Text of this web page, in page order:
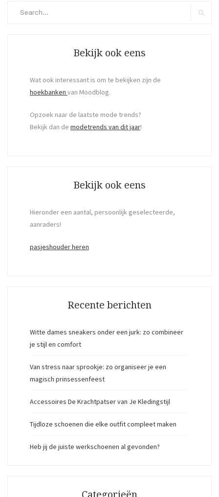
Bekijk ook eens
Wat ook interessant is om te bekijken zijn de
hoekbanken van Moodblog.
Opzoek naar de laatste mode trends?
Bekijk dan de modetrends van dit jaar!
Bekijk ook eens
Hieronder een aantal, persoonlijk geselecteerde,
aanraders!
pasjeshouder heren
Recente berichten
Witte dames sneakers onder een jurk: zo combineer
je stijl en comfort
Van stress naar sprookje: zo organiseer je een
magisch prinsessenfeest
Accessoires De Krachtpatser van Je Kledingstijl
Tijdloze schoenen die elke outfit compleet maken
Heb jij de juiste werkschoenen al gevonden?